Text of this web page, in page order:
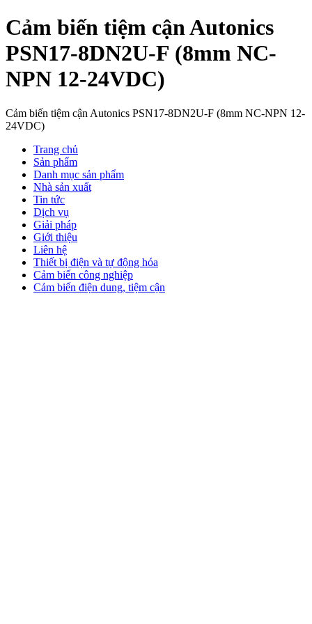
Cảm biến tiệm cận Autonics
PSN17-8DN2U-F (8mm NC-
NPN 12-24VDC)
Cảm biến tiệm cận Autonics PSN17-8DN2U-F (8mm NC-NPN 12-
24VDC)
Trang chủ
Sản phẩm
Danh mục sản phẩm
Nhà sản xuất
Tin tức
Dịch vụ
Giải pháp
Giới thiệu
Liên hệ
Thiết bị điện và tự động hóa
Cảm biến công nghiệp
Cảm biến điện dung, tiệm cận